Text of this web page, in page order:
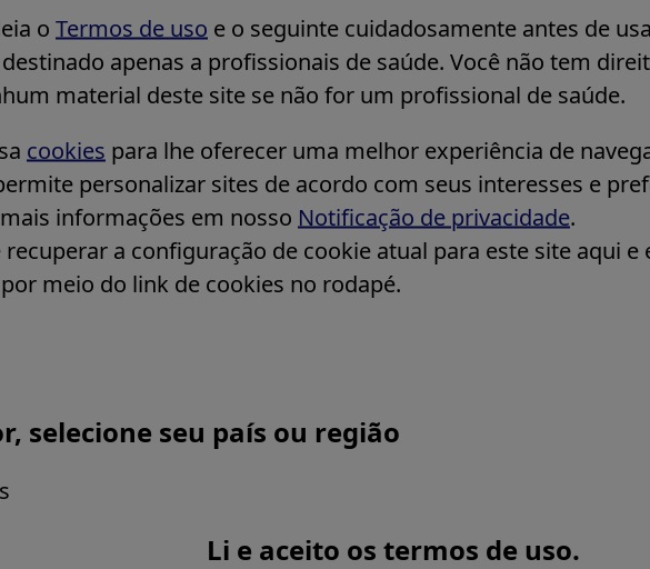
at Olympus, and the
of all Olympus products, is
of developing advanced
years in mind.
o Termos de uso e o seguinte cuidadosamente antes de
destinado apenas a profissionais de saúde. Você não tem
material deste site se não for um profissional de saúde.
cookies para lhe oferecer uma melhor experiência de
personalizar sites de acordo com seus interesses e
informações em nosso Notificação de privacidade.
recuperar a configuração de cookie atual para este site aqui e
meio do link de cookies no rodapé.
selecione seu país ou região
Li e aceito os termos de uso.